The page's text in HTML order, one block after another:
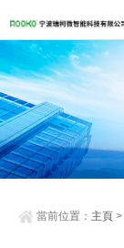
當前位置： 主頁